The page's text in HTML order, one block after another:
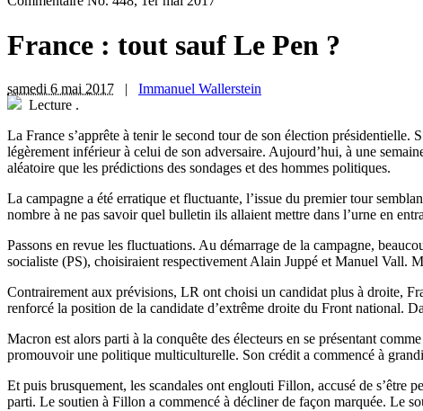
France : tout sauf Le Pen ?
samedi 6 mai 2017 | Immanuel Wallerstein
Lecture .
La France s’apprête à tenir le second tour de son élection présidentielle.
légèrement inférieur à celui de son adversaire. Aujourd’hui, à une
aléatoire que les prédictions des sondages et des hommes politiques.
La campagne a été erratique et fluctuante, l’issue du premier tour
nombre à ne pas savoir quel bulletin ils allaient mettre dans l’urne en
Passons en revue les fluctuations. Au démarrage de la campagne,
socialiste (PS), choisiraient respectivement Alain Juppé et Manuel Vall.
Contrairement aux prévisions, LR ont choisi un candidat plus à droite,
renforcé la position de la candidate d’extrême droite du Front national.
Macron est alors parti à la conquête des électeurs en se présentant
promouvoir une politique multiculturelle. Son crédit a commencé à
Et puis brusquement, les scandales ont englouti Fillon, accusé de s’être
parti. Le soutien à Fillon a commencé à décliner de façon marquée. Le